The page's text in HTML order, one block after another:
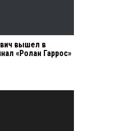
вышел в
«Ролан Гаррос»